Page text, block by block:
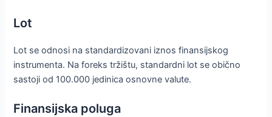
Lot
Lot se odnosi na standardizovani iznos finansijskog
instrumenta. Na foreks tržištu, standardni lot se obično
sastoji od 100.000 jedinica osnovne valute.
Finansijska poluga